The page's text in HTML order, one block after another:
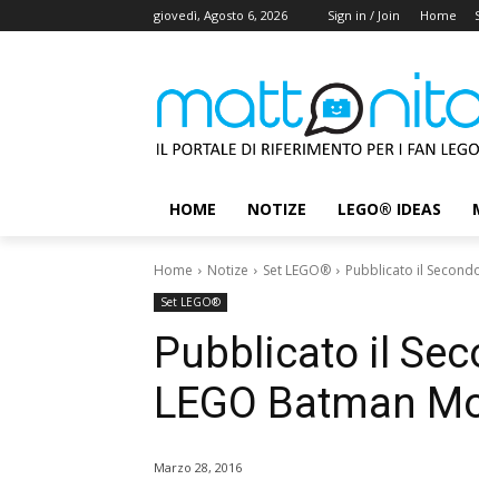
giovedì, Agosto 6, 2026 Sign in / Join Home
HOME NOTIZE LEGO® IDEAS
Home Notize Set LEGO® Pubblicato il
Set LEGO®
Pubblicato il
LEGO Batman
Marzo 28, 2016